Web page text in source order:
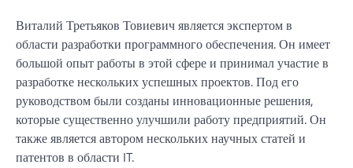
Виталий Третьяков Товиевич является экспертом в
области разработки программного обеспечения. Он имеет
большой опыт работы в этой сфере и принимал участие в
разработке нескольких успешных проектов. Под его
руководством были созданы инновационные решения,
которые существенно улучшили работу предприятий. Он
также является автором нескольких научных статей и
патентов в области IT.